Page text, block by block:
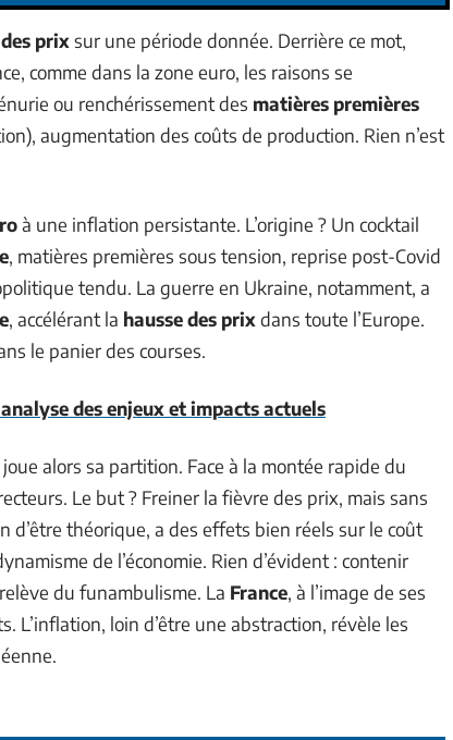
prixsur une période donnée. Derrière ce mot,
comme dans la zone euro, les raisons se
ou renchérissement des matières premières
augmentation des coûts de production. Rien n’est
à une inflation persistante. L’origine ? Un cocktail
, matières premières sous tension, reprise post-Covid
tendu. La guerre en Ukraine, notamment, a
, accélérant la hausse des prixdans toute l’Europe.
le panier des courses.
des enjeux et impacts actuels
joue alors sa partition. Face à la montée rapide du
Le but ? Freiner la fièvre des prix, mais sans
d’être théorique, a des effets bien réels sur le coût
de l’économie. Rien d’évident : contenir
du funambulisme. La France, à l’image de ses
L’inflation, loin d’être une abstraction, révèle les